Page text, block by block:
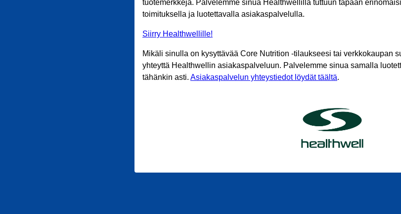
tuotemerkkejä. Palvelemme sinua Healthwellillä tuttuun tapaan
toimituksella ja luotettavalla asiakaspalvelulla.
Siirry Healthwellille!
Mikäli sinulla on kysyttävää Core Nutrition -tilaukseesi tai verkkokaupan
yhteyttä Healthwellin asiakaspalveluun. Palvelemme sinua samalla
tähänkin asti. Asiakaspalvelun yhteystiedot löydät täältä.